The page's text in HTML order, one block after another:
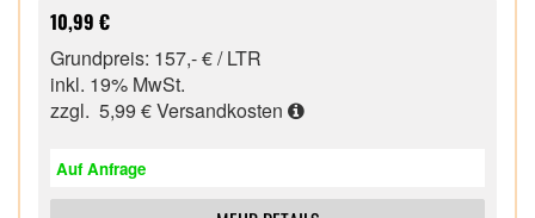
Fotos,
Die Formgebung der Einfüllöffnung passt nur zur
Tintenflasche der jeweiligen Farbe – so kommt z.B.
keine Magentatinte in den Behälter einer anderen
Farbe
werden und stoppen die Befüllung automatisch,
wenn der Tintenbehälter voll ist – das ist sauber und
10,99 €
Grundpreis: 157,- € / LTR
inkl. 19% MwSt.
zzgl. 5,99 €Versandkosten
Auf Anfrage